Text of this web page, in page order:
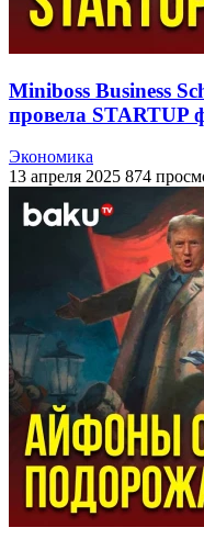
Miniboss Business
провела STARTUP
Экономика
13 апреля 2025 874